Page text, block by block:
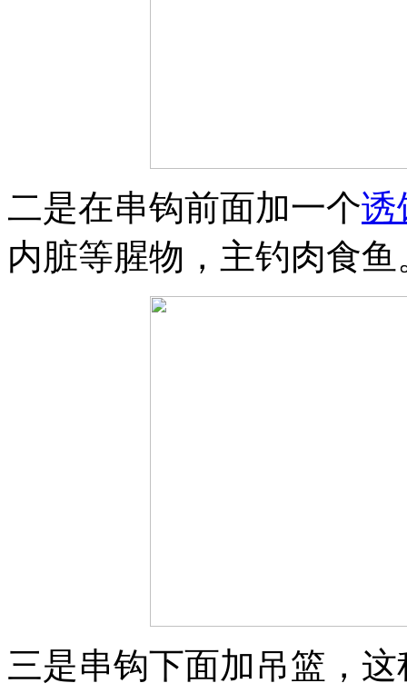
二是在串钩前面加一个诱
内脏等腥物，主钓肉食鱼
三是串钩下面加吊篮，